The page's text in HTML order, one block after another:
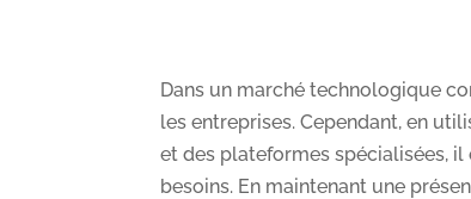
Dans un marché technologique
les entreprises. Cependant, en
et des plateformes spécialisées,
besoins. En maintenant une